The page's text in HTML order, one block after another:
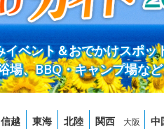
ベント＆おでかけスポッ
場、BBQ・キャンプ場な
越 東海 北陸 関西 大阪 中